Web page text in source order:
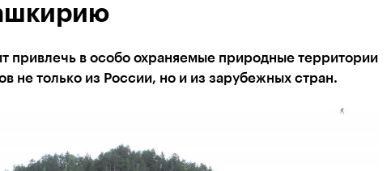
привлечь в особо охраняемые природные территории
не только из России, но и из зарубежных стран.